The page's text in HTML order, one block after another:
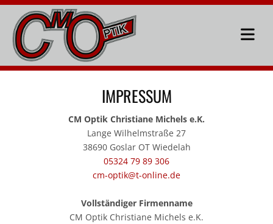
Zum Inhalt springen
IMPRESSUM
CM Optik Christiane Michels e.K.
Lange Wilhelmstraße 27
38690 Goslar OT Wiedelah
05324 79 89 306
cm-optik@t-online.de
Vollständiger Firmenname
CM Optik Christiane Michels e.K.